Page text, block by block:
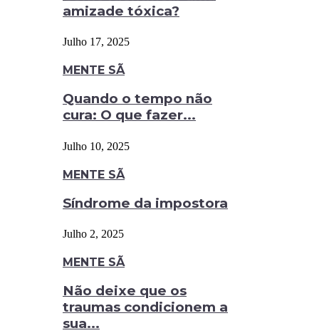
amizade tóxica?
Julho 17, 2025
MENTE SÃ
Quando o tempo não
cura: O que fazer...
Julho 10, 2025
MENTE SÃ
Síndrome da impostora
Julho 2, 2025
MENTE SÃ
Não deixe que os
traumas condicionem a
sua...